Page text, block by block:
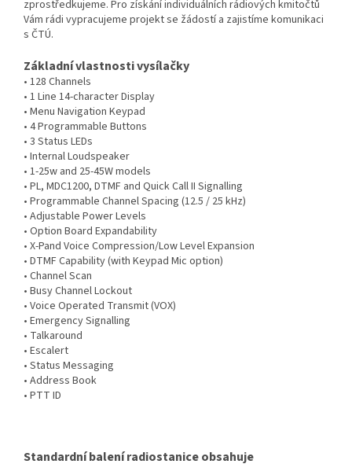
zprostředkujeme. Pro získání individuálních rádiových kmitočtů
Vám rádi vypracujeme projekt se žádostí a zajistíme komunikaci
s ČTÚ.
Základní vlastnosti vysílačky
• 128 Channels
• 1 Line 14-character Display
• Menu Navigation Keypad
• 4 Programmable Buttons
• 3 Status LEDs
• Internal Loudspeaker
• 1-25w and 25-45W models
• PL, MDC1200, DTMF and Quick Call II Signalling
• Programmable Channel Spacing (12.5 / 25 kHz)
• Adjustable Power Levels
• Option Board Expandability
• X-Pand Voice Compression/Low Level Expansion
• DTMF Capability (with Keypad Mic option)
• Channel Scan
• Busy Channel Lockout
• Voice Operated Transmit (VOX)
• Emergency Signalling
• Talkaround
• Escalert
• Status Messaging
• Address Book
• PTT ID
Standardní balení radiostanice obsahuje